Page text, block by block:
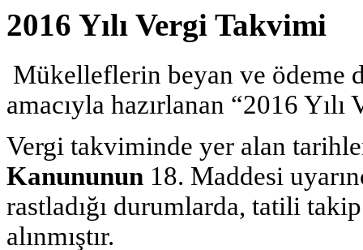
2016 Yılı Vergi Takvimi
Mükelleflerin beyan ve ödeme
amacıyla hazırlanan “2016
Vergi takviminde yer alan
Kanununun 18. Maddesi
rastladığı durumlarda, tatili
alınmıştır.